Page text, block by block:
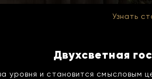
Узнать
Двухсветная
уровня и становится